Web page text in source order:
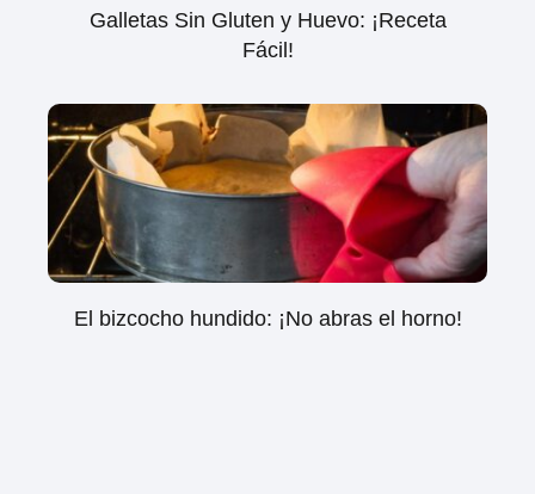
Galletas Sin Gluten y Huevo: ¡Receta
Fácil!
El bizcocho hundido: ¡No abras el horno!